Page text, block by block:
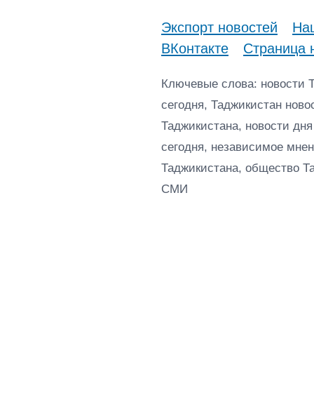
Экспорт новостей
ВКонтакте
Страница
Ключевые слова: новости
сегодня, Таджикистан
Таджикистана, новости
сегодня, независимое
Таджикистана, общество
СМИ